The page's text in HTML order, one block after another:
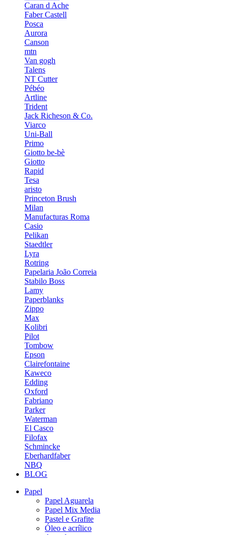
Caran d Ache
Faber Castell
Posca
Aurora
Canson
mtn
Van gogh
Talens
NT Cutter
Pébéo
Artline
Trident
Jack Richeson & Co.
Viarco
Uni-Ball
Primo
Giotto be-bè
Giotto
Rapid
Tesa
aristo
Princeton Brush
Milan
Manufacturas Roma
Casio
Pelikan
Staedtler
Lyra
Rotring
Papelaria João Correia
Stabilo Boss
Lamy
Paperblanks
Zippo
Max
Kolibri
Pilot
Tombow
Epson
Clairefontaine
Kaweco
Edding
Oxford
Fabriano
Parker
Waterman
El Casco
Filofax
Schmincke
Eberhardfaber
NBQ
BLOG
Papel
Papel Aguarela
Papel Mix Media
Pastel e Grafite
Óleo e acrílico